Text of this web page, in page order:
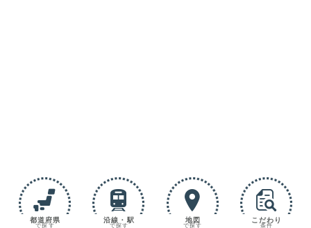
都道府県
で探す
沿線・駅
で探す
地図
で探す
こだわり
条件